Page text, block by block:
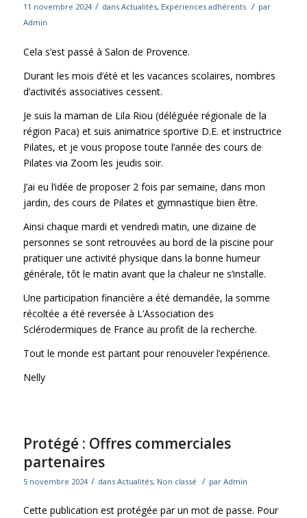
11 novembre 2024 / dans Actualités, Expériences adhérents / par
Admin
Cela s’est passé à Salon de Provence.
Durant les mois d’été et les vacances scolaires, nombres
d’activités associatives cessent.
Je suis la maman de Lila Riou (déléguée régionale de la
région Paca) et suis animatrice sportive D.E. et instructrice
Pilates, et je vous propose toute l’année des cours de
Pilates via Zoom les jeudis soir.
J’ai eu l’idée de proposer 2 fois par semaine, dans mon
jardin, des cours de Pilates et gymnastique bien être.
Ainsi chaque mardi et vendredi matin, une dizaine de
personnes se sont retrouvées au bord de la piscine pour
pratiquer une activité physique dans la bonne humeur
générale, tôt le matin avant que la chaleur ne s’installe.
Une participation financière a été demandée, la somme
récoltée a été reversée à L’Association des
Sclérodermiques de France au profit de la recherche.
Tout le monde est partant pour renouveler l’expérience.
Nelly
Protégé : Offres commerciales
partenaires
5 novembre 2024 / dans Actualités, Non classé / par Admin
Cette publication est protégée par un mot de passe. Pour